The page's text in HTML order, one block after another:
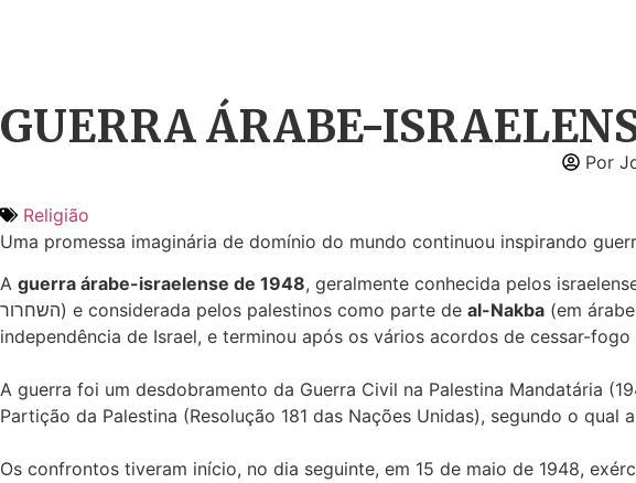
GUERRA ÁRABE-
Por
Religião
Uma promessa imaginária de domínio do mundo continuou inspirando
A guerra árabe-israelense de 1948, geralmente conhecida pelos
השחרור) e considerada pelos palestinos como parte de al-Nakba
independência de Israel, e terminou após os vários acordos de cessar-
A guerra foi um desdobramento da Guerra Civil na Palestina Mandatária
Partição da Palestina (Resolução 181 das Nações Unidas), segundo o
Os confrontos tiveram início, no dia seguinte, em 15 de maio de 1948,